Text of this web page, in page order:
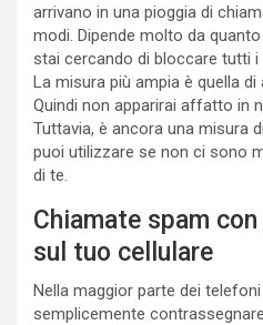
arrivano in una pioggia di
modi. Dipende molto da
stai cercando di bloccare tutti
La misura più ampia è quella di
Quindi non apparirai affatto in
Tuttavia, è ancora una misura
puoi utilizzare se non ci sono
di te.
Chiamate spam
sul tuo cellulare
Nella maggior parte dei
semplicemente